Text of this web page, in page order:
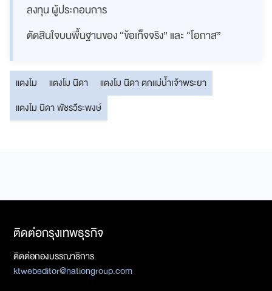
ลงทุน ผู้ประกอบการ
ตัดสินใจบนพื้นฐานของ “ข้อเท็จจริง” และ “โอกาส”
แตงโม แตงโม นิดา
แตงโม นิดา ตกแม่น้ำเจ้าพระยา
แตงโม นิดา พัชรวีระพงษ์
ติดต่อกรุงเทพธุรกิจ
ติดต่อกองบรรณาธิการ
ktwebeditor@nationgroup.com